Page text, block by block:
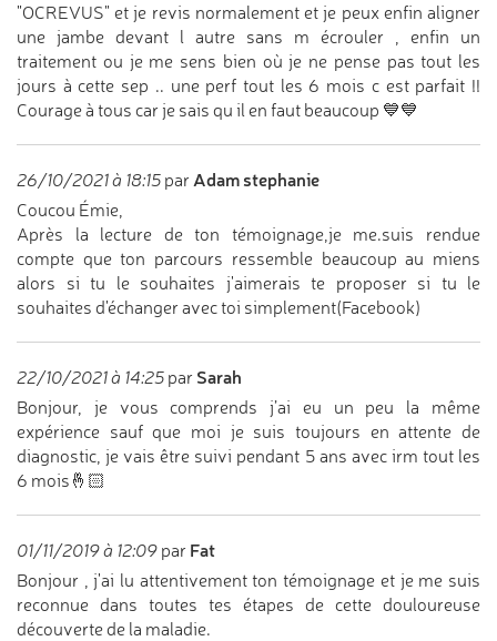
"OCREVUS" et je revis normalement et je peux enfin aligner
une jambe devant l autre sans m écrouler , enfin un
traitement ou je me sens bien où je ne pense pas tout les
jours à cette sep .. une perf tout les 6 mois c est parfait !!
Courage à tous car je sais qu il en faut beaucoup 💙💙
26/10/2021 à 18:15 par Adam stephanie
Coucou Émie,
Après la lecture de ton témoignage,je me.suis rendue
compte que ton parcours ressemble beaucoup au miens
alors si tu le souhaites j'aimerais te proposer si tu le
souhaites d'échanger avec toi simplement(Facebook)
22/10/2021 à 14:25 par Sarah
Bonjour, je vous comprends j’ai eu un peu la même
expérience sauf que moi je suis toujours en attente de
diagnostic, je vais être suivi pendant 5 ans avec irm tout les
6 mois🤞🏻
01/11/2019 à 12:09 par Fat
Bonjour , j'ai lu attentivement ton témoignage et je me suis
reconnue dans toutes tes étapes de cette douloureuse
découverte de la maladie.